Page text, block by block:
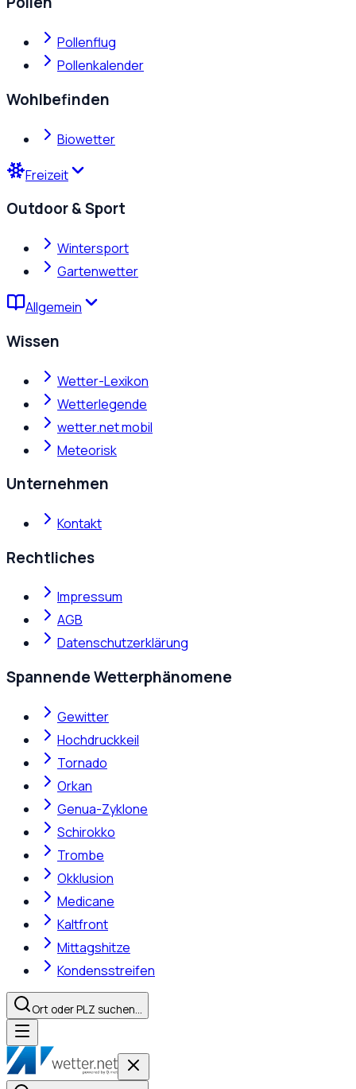
Pollenflug
Pollenkalender
Wohlbefinden
Biowetter
Freizeit
Outdoor & Sport
Wintersport
Gartenwetter
Allgemein
Wissen
Wetter-Lexikon
Wetterlegende
wetter.net mobil
Meteorisk
Unternehmen
Kontakt
Rechtliches
Impressum
AGB
Datenschutzerklärung
Spannende Wetterphänomene
Gewitter
Hochdruckkeil
Tornado
Orkan
Genua-Zyklone
Schirokko
Trombe
Okklusion
Medicane
Kaltfront
Mittagshitze
Kondensstreifen
Ort oder PLZ suchen…